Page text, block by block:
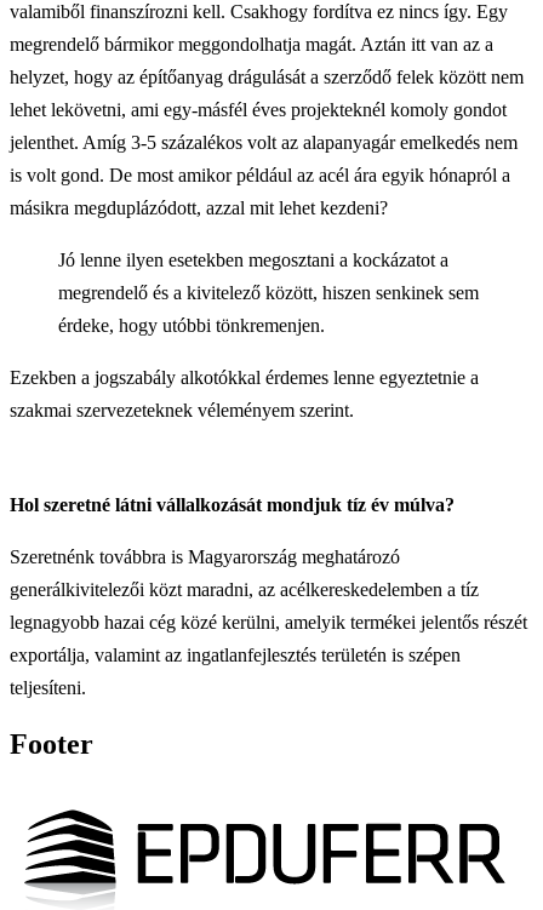
valamiből finanszírozni kell. Csakhogy fordítva ez nincs így. Egy
megrendelő bármikor meggondolhatja magát. Aztán itt van az a
helyzet, hogy az építőanyag drágulását a szerződő felek között nem
lehet lekövetni, ami egy-másfél éves projekteknél komoly gondot
jelenthet. Amíg 3-5 százalékos volt az alapanyagár emelkedés nem
is volt gond. De most amikor például az acél ára egyik hónapról a
másikra megduplázódott, azzal mit lehet kezdeni?
Jó lenne ilyen esetekben megosztani a kockázatot a
megrendelő és a kivitelező között, hiszen senkinek sem
érdeke, hogy utóbbi tönkremenjen.
Ezekben a jogszabály alkotókkal érdemes lenne egyeztetnie a
szakmai szervezeteknek véleményem szerint.
Hol szeretné látni vállalkozását mondjuk tíz év múlva?
Szeretnénk továbbra is Magyarország meghatározó
generálkivitelezői közt maradni, az acélkereskedelemben a tíz
legnagyobb hazai cég közé kerülni, amelyik termékei jelentős részét
exportálja, valamint az ingatlanfejlesztés területén is szépen
teljesíteni.
Footer